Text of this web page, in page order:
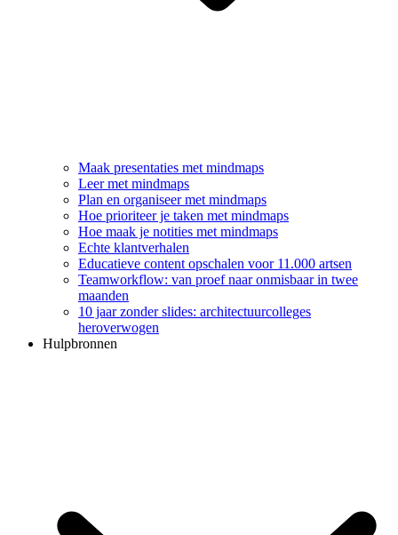
Maak presentaties met mindmaps
Leer met mindmaps
Plan en organiseer met mindmaps
Hoe prioriteer je taken met mindmaps
Hoe maak je notities met mindmaps
Echte klantverhalen
Educatieve content opschalen voor 11.000 artsen
Teamworkflow: van proef naar onmisbaar in twee
maanden
10 jaar zonder slides: architectuurcolleges
heroverwogen
Hulpbronnen